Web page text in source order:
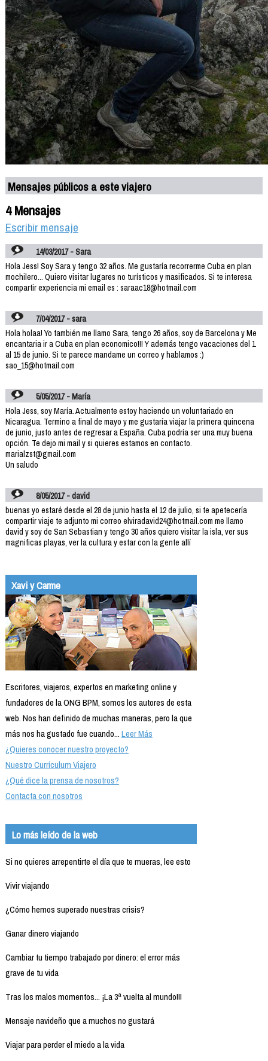
Mensajes públicos a este viajero
4 Mensajes
Escribir mensaje
14/03/2017 - Sara
Hola Jess! Soy Sara y tengo 32 años. Me gustaría recorrerme Cuba en plan
mochilero... Quiero visitar lugares no turísticos y masificados. Si te interesa
compartir experiencia mi email es : saraac18@hotmail.com
7/04/2017 - sara
Hola holaa! Yo también me llamo Sara, tengo 26 años, soy de Barcelona y Me
encantaria ir a Cuba en plan economico!!! Y además tengo vacaciones del 1
al 15 de junio. Si te parece mandame un correo y hablamos :)
sao_15@hotmail.com
5/05/2017 - María
Hola Jess, soy María. Actualmente estoy haciendo un voluntariado en
Nicaragua. Termino a final de mayo y me gustaría viajar la primera quincena
de junio, justo antes de regresar a España. Cuba podría ser una muy buena
opción. Te dejo mi mail y si quieres estamos en contacto.
marialzst@gmail.com
Un saludo
8/05/2017 - david
buenas yo estaré desde el 28 de junio hasta el 12 de julio, si te apetecería
compartir viaje te adjunto mi correo elviradavid24@hotmail.com me llamo
david y soy de San Sebastian y tengo 30 años quiero visitar la isla, ver sus
magnificas playas, ver la cultura y estar con la gente allí
Xavi y Carme
Escritores, viajeros, expertos en marketing online y
fundadores de la ONG BPM, somos los autores de esta
web. Nos han definido de muchas maneras, pero la que
más nos ha gustado fue cuando...Leer Más
¿Quieres conocer nuestro proyecto?
Nuestro Currículum Viajero
¿Qué dice la prensa de nosotros?
Contacta con nosotros
Lo más leído de la web
Si no quieres arrepentirte el día que te mueras, lee esto
Vivir viajando
¿Cómo hemos superado nuestras crisis?
Ganar dinero viajando
Cambiar tu tiempo trabajado por dinero: el error más
grave de tu vida
Tras los malos momentos... ¡La 3ª vuelta al mundo!!!
Mensaje navideño que a muchos no gustará
Viajar para perder el miedo a la vida